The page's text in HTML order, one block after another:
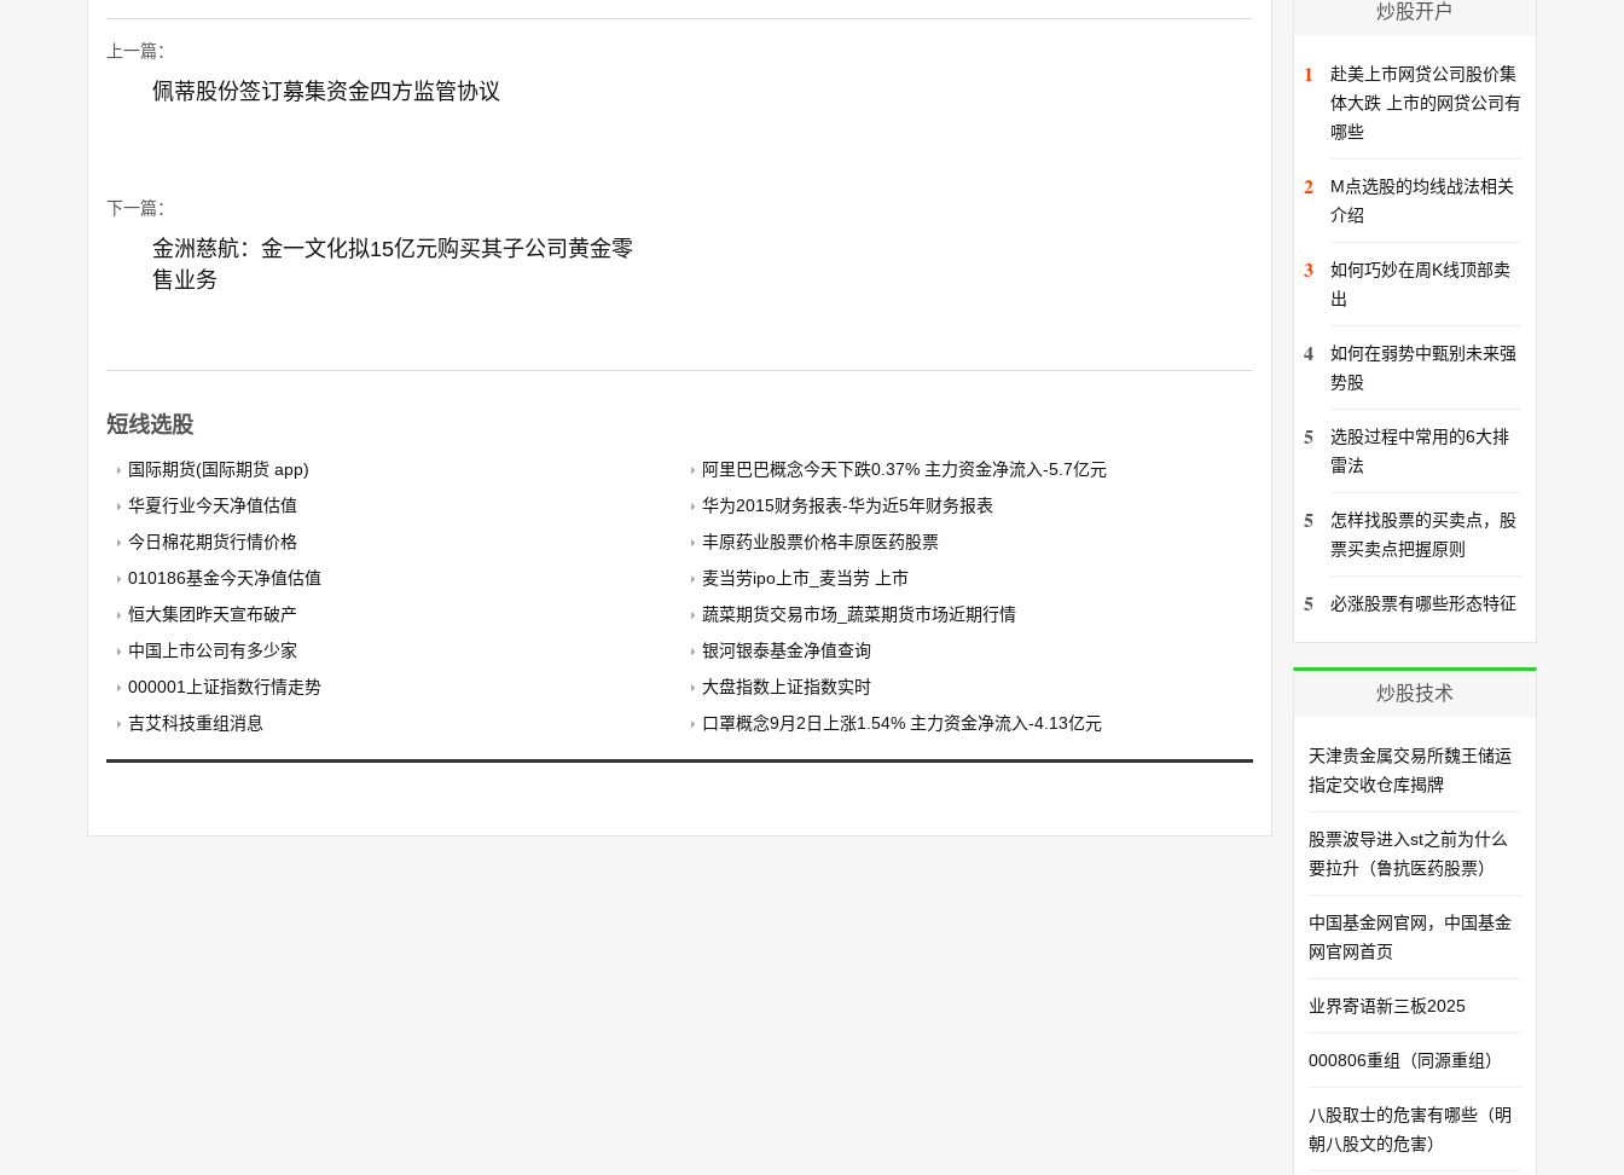
上一篇：
佩蒂股份签订募集资金四方监管协议
下一篇：
金洲慈航：金一文化拟15亿元购买其子公司黄金零
售业务
短线选股
国际期货(国际期货 app)
阿里巴巴概念今天下跌0.37% 主力资金净流入-5.7亿元
华夏行业今天净值估值
华为2015财务报表-华为近5年财务报表
今日棉花期货行情价格
丰原药业股票价格丰原医药股票
010186基金今天净值估值
麦当劳ipo上市_麦当劳 上市
恒大集团昨天宣布破产
蔬菜期货交易市场_蔬菜期货市场近期行情
中国上市公司有多少家
银河银泰基金净值查询
000001上证指数行情走势
大盘指数上证指数实时
吉艾科技重组消息
口罩概念9月2日上涨1.54% 主力资金净流入-4.13亿元
炒股开户
1
赴美上市网贷公司股价集
体大跌 上市的网贷公司有
哪些
2
M点选股的均线战法相关
介绍
3
如何巧妙在周K线顶部卖
出
4
如何在弱势中甄别未来强
势股
5
选股过程中常用的6大排
雷法
5
怎样找股票的买卖点，股
票买卖点把握原则
5 必涨股票有哪些形态特征
炒股技术
天津贵金属交易所魏王储运
指定交收仓库揭牌
股票波导进入st之前为什么
要拉升（鲁抗医药股票）
中国基金网官网，中国基金
网官网首页
业界寄语新三板2025
000806重组（同源重组）
八股取士的危害有哪些（明
朝八股文的危害）